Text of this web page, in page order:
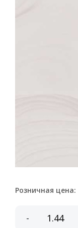
Розничная цена:
-